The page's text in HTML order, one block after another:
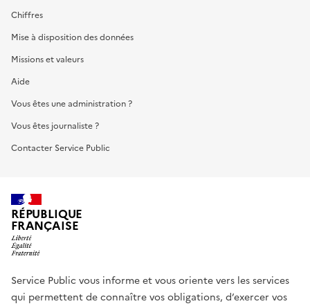
Chiffres
Mise à disposition des données
Missions et valeurs
Aide
Vous êtes une administration ?
Vous êtes journaliste ?
Contacter Service Public
RÉPUBLIQUE
FRANÇAISE
Service Public vous informe et vous oriente vers les services
qui permettent de connaître vos obligations, d’exercer vos